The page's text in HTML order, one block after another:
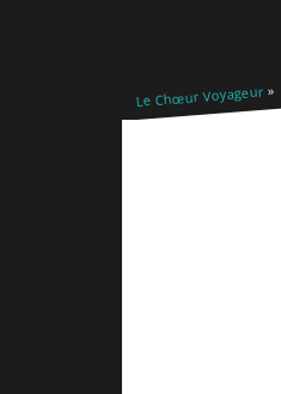
Le Chœur Voyageur